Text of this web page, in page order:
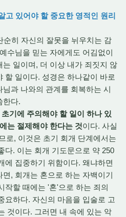
고 있어야 할 중요한 영적인 원리
순히 자신의 잘못을 뉘우치는 감
수님을 믿는 자에게도 어김없이
일이며, 더 이상 내가 죄짓지 않
할 일이다. 성경은 하나같이 바로
과 나와의 관계를 회복하는 시
한다.
기에 주의해야 할 일이 하나 있
는 절제해야 한다는 것이다. 사실
로, 이것은 초기 회개 단계에서는
다. 이는 회개 기도문으로 약 250
에 집중하기 위함이다. 왜냐하면
, 회개는 혼으로 하는 자백이기
작할 때에는 '혼'으로 하는 죄의
요하다. 자신의 마음을 입술로 고
것이다. 그러면 내 속에 있는 악